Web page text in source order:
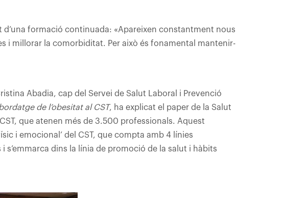
formació continuada: «Apareixen constantment nous
i millorar la comorbiditat. Per això és fonamental mantenir-
Abadia, cap del Servei de Salut Laboral i Prevenció
de l’obesitat al CST, ha explicat el paper de la Salut
que atenen més de 3.500 professionals. Aquest
i emocional’ del CST, que compta amb 4 línies
s’emmarca dins la línia de promoció de la salut i hàbits